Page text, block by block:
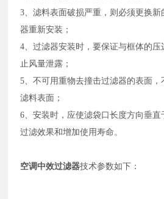
3、滤料表面破损严重，则必须更换
器重新安装；
4、过滤器安装时，要保证与框体的
止风量泄露；
5、不可用重物去撞击过滤器的表面
滤料表面；
6、安装时，应使滤袋口长度方向垂
过滤效果和增加使用寿命。
空调中效过滤器技术参数如下：